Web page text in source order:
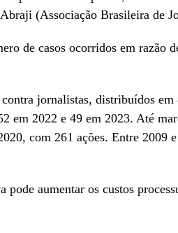
(Associação Brasileira de
de casos ocorridos em razão
jornalistas, distribuídos em
em 2022 e 49 em 2023. Até
com 261 ações. Entre 2009
pode aumentar os custos